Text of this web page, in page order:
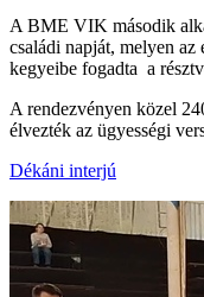
A BME VIK második
családi napját, melyen
kegyeibe fogadta a
A rendezvényen közel
élvezték az ügyességi
Dékáni interjú